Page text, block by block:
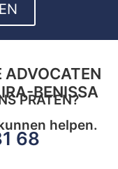
ADVOCATEN
BENISSA
PRATEN?
helpen.
68